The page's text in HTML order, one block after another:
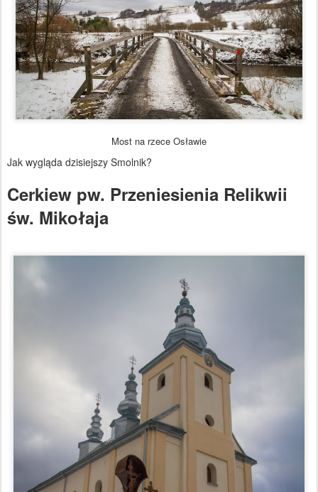
Most na rzece Osławie
Jak wygląda dzisiejszy Smolnik?
Cerkiew pw. Przeniesienia Relikwii
św. Mikołaja